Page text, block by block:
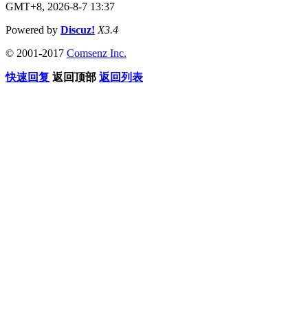
GMT+8, 2026-8-7 13:37
Powered by Discuz! X3.4
© 2001-2017 Comsenz Inc.
快速回复 返回顶部 返回列表